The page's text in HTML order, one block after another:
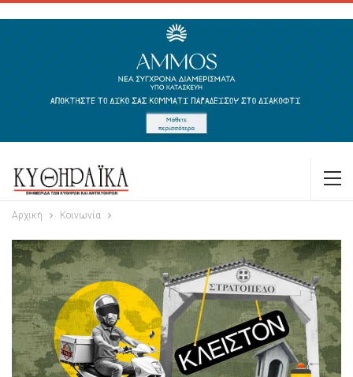
Αρχική Κοινωνία